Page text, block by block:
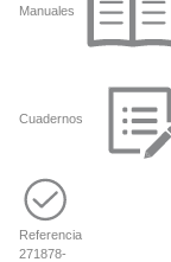
Manuales
Cuadernos
Referencia
271878-